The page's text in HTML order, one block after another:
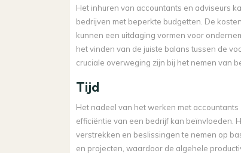
Het inhuren van accountants en adviseurs
bedrijven met beperkte budgetten. De
kunnen een uitdaging vormen voor
het vinden van de juiste balans tussen de
cruciale overweging zijn bij het nemen van
Tijd
Het nadeel van het werken met
efficiëntie van een bedrijf kan beïnvloeden.
verstrekken en beslissingen te nemen op
en projecten, waardoor de algehele